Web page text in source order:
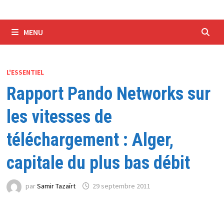
MENU
L'ESSENTIEL
Rapport Pando Networks sur
les vitesses de
téléchargement : Alger,
capitale du plus bas débit
parSamir Tazaïrt 29 septembre 2011